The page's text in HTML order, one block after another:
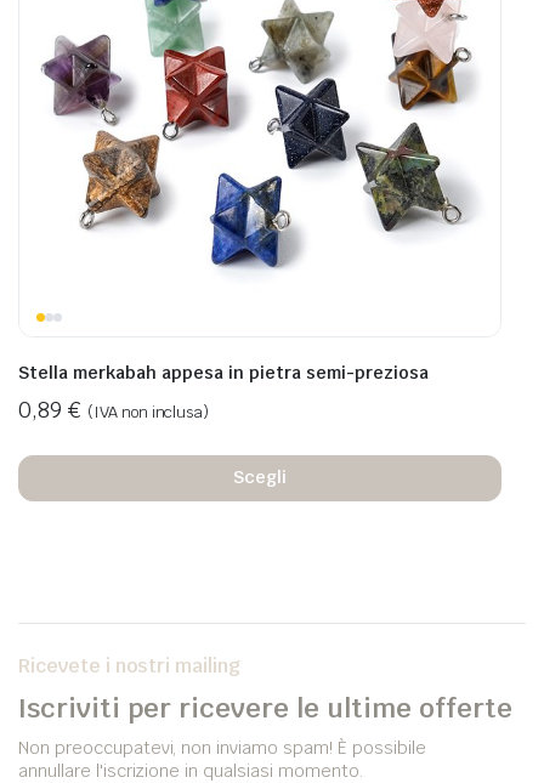
Stella merkabah appesa in pietra semi-preziosa
0,89 € (IVA non inclusa)
Scegli
Ricevete i nostri mailing
Iscriviti per ricevere le ultime offerte
Non preoccupatevi, non inviamo spam! È possibile
annullare l'iscrizione in qualsiasi momento.